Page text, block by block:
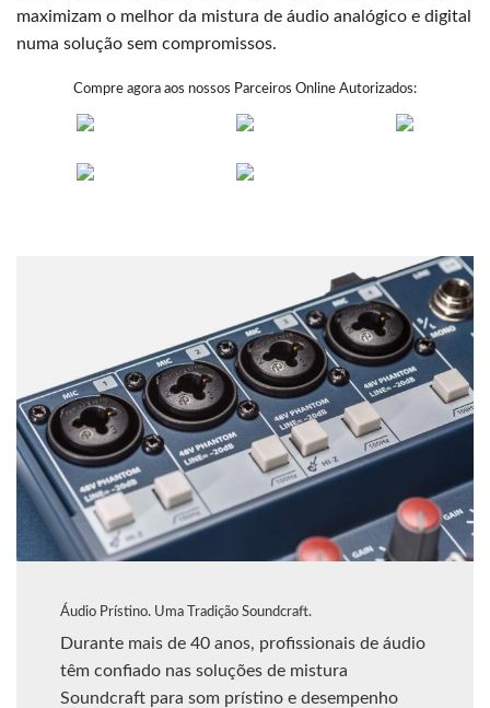
maximizam o melhor da mistura de áudio analógico e digital
numa solução sem compromissos.
Compre agora aos nossos Parceiros Online Autorizados:
Áudio Prístino. Uma Tradição Soundcraft.
Durante mais de 40 anos, profissionais de áudio
têm confiado nas soluções de mistura
Soundcraft para som prístino e desempenho